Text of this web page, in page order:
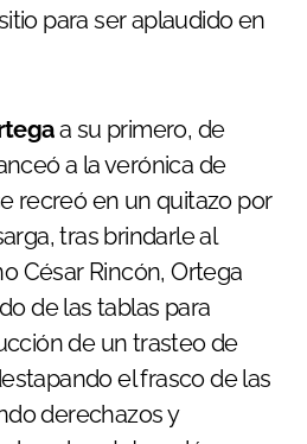
para ser aplaudido en
a su primero, de
a la verónica de
recreó en un quitazo por
tras brindarle al
César Rincón, Ortega
de las tablas para
de un trasteo de
el frasco de las
derechazos y